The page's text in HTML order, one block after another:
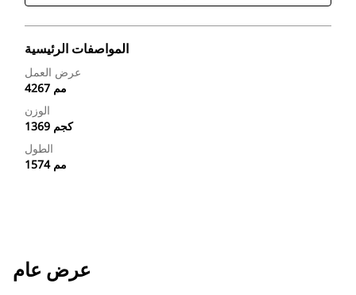
المواصفات الرئيسية
عرض العمل
4267 مم
الوزن
1369 كجم
الطول
1574 مم
عرض عام